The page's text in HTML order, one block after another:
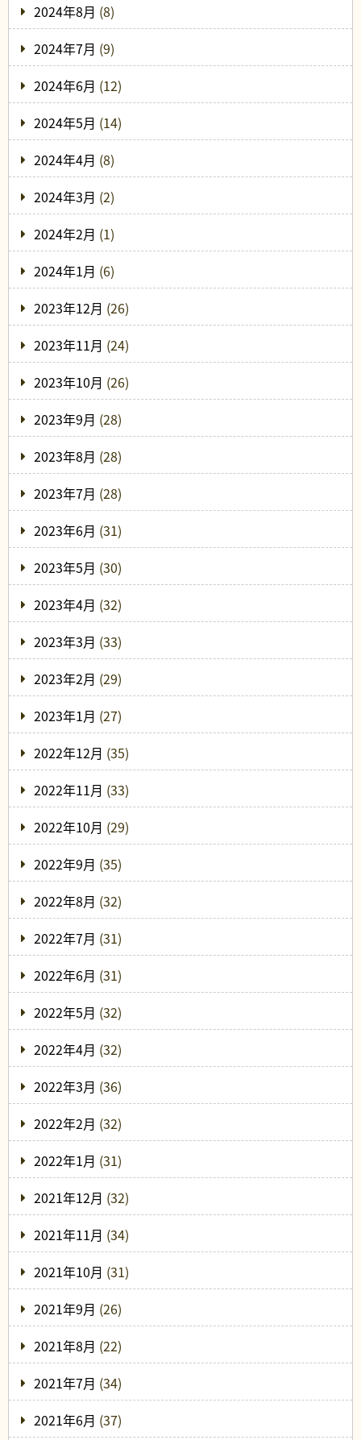
2024年8月 (8)
2024年7月 (9)
2024年6月 (12)
2024年5月 (14)
2024年4月 (8)
2024年3月 (2)
2024年2月 (1)
2024年1月 (6)
2023年12月 (26)
2023年11月 (24)
2023年10月 (26)
2023年9月 (28)
2023年8月 (28)
2023年7月 (28)
2023年6月 (31)
2023年5月 (30)
2023年4月 (32)
2023年3月 (33)
2023年2月 (29)
2023年1月 (27)
2022年12月 (35)
2022年11月 (33)
2022年10月 (29)
2022年9月 (35)
2022年8月 (32)
2022年7月 (31)
2022年6月 (31)
2022年5月 (32)
2022年4月 (32)
2022年3月 (36)
2022年2月 (32)
2022年1月 (31)
2021年12月 (32)
2021年11月 (34)
2021年10月 (31)
2021年9月 (26)
2021年8月 (22)
2021年7月 (34)
2021年6月 (37)